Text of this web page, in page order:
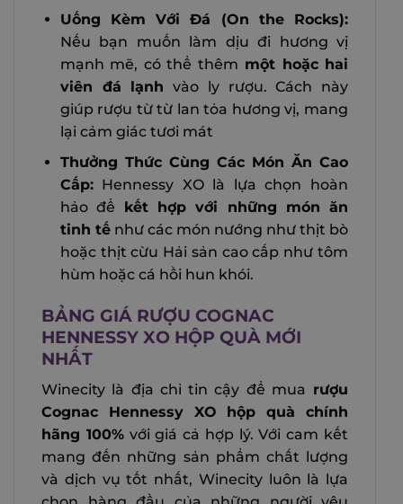
Uống Kèm Với Đá (On the Rocks):
Nếu bạn muốn làm dịu đi hương vị
mạnh mẽ, có thể thêm một hoặc hai
viên đá lạnh vào ly rượu. Cách này
giúp rượu từ từ lan tỏa hương vị, mang
lại cảm giác tươi mát
Thưởng Thức Cùng Các Món Ăn Cao
Cấp:Hennessy XO là lựa chọn hoàn
hảo để kết hợp với những món ăn
tinh tếnhư các món nướng như thịt bò
hoặc thịt cừu Hải sản cao cấp như tôm
hùm hoặc cá hồi hun khói.
BẢNG GIÁ RƯỢU COGNAC
HENNESSY XO HỘP QUÀ MỚI
NHẤT
Winecity là địa chỉ tin cậy để mua rượu
Cognac Hennessy XO hộp quà chính
hãng 100%với giá cả hợp lý. Với cam kết
mang đến những sản phẩm chất lượng
và dịch vụ tốt nhất, Winecity luôn là lựa